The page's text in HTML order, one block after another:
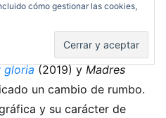
de que el cineasta
todo lo que tenía que
equivocado, pero los dos
gloria (2019) yMadres
un cambio de rumbo.
y su carácter de
cómo gestionar las cookies,